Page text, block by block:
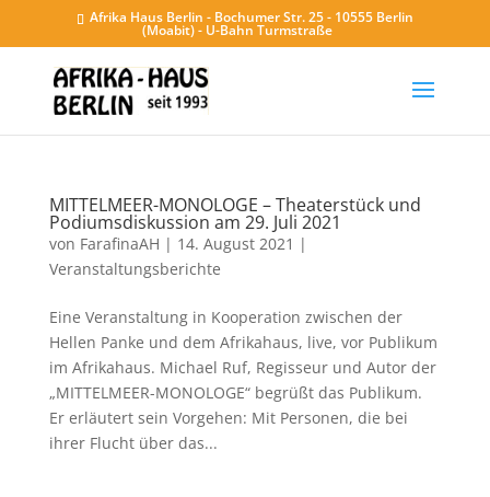
Afrika Haus Berlin - Bochumer Str. 25 - 10555 Berlin
(Moabit) - U-Bahn Turmstraße
MITTELMEER-MONOLOGE – Theaterstück und
Podiumsdiskussion am 29. Juli 2021
von FarafinaAH | 14. August 2021 |
Veranstaltungsberichte
Eine Veranstaltung in Kooperation zwischen der
Hellen Panke und dem Afrikahaus, live, vor Publikum
im Afrikahaus. Michael Ruf, Regisseur und Autor der
„MITTELMEER-MONOLOGE“ begrüßt das Publikum.
Er erläutert sein Vorgehen: Mit Personen, die bei
ihrer Flucht über das...